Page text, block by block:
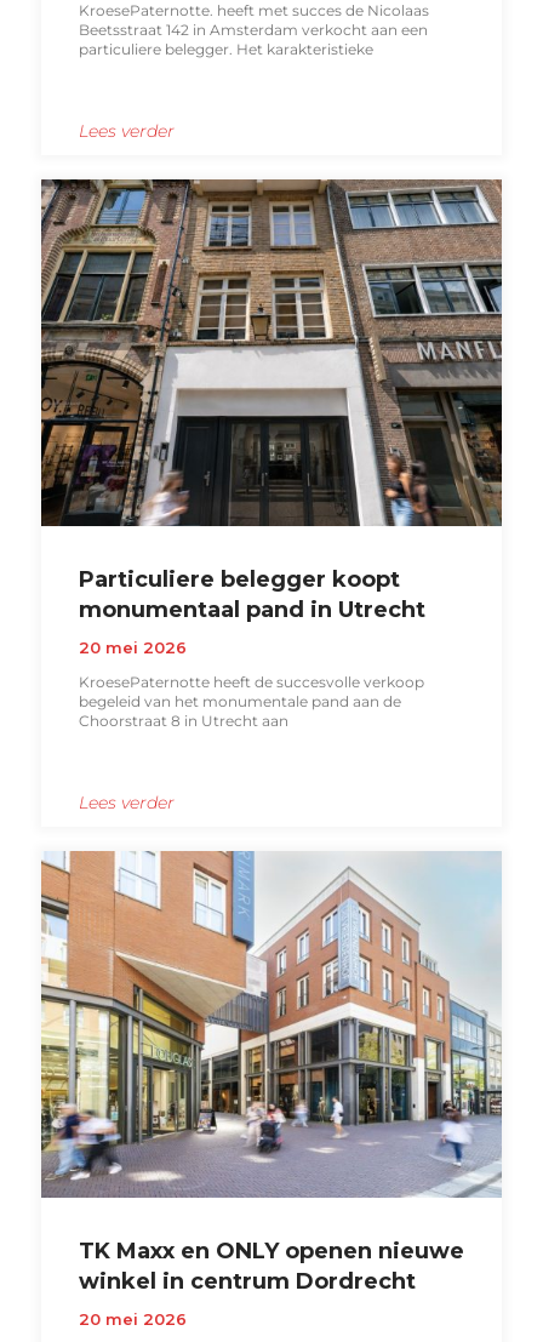
KroesePaternotte. heeft met succes de Nicolaas
Beetsstraat 142 in Amsterdam verkocht aan een
particuliere belegger. Het karakteristieke
Lees verder
Particuliere belegger koopt
monumentaal pand in Utrecht
20 mei 2026
KroesePaternotte heeft de succesvolle verkoop
begeleid van het monumentale pand aan de
Choorstraat 8 in Utrecht aan
Lees verder
TK Maxx en ONLY openen nieuwe
winkel in centrum Dordrecht
20 mei 2026